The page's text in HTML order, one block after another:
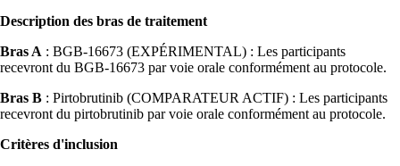
Description des bras de traitement
Bras A : BGB-16673 (EXPÉRIMENTAL) : Les participants
recevront du BGB-16673 par voie orale conformément au protocole.
Bras B : Pirtobrutinib (COMPARATEUR ACTIF) : Les participants
recevront du pirtobrutinib par voie orale conformément au protocole.
Critères d'inclusion